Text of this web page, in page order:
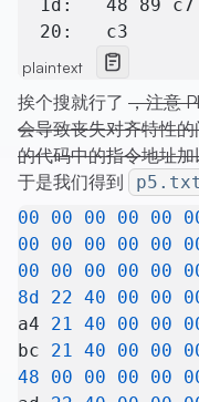
plaintext
挨个搜就行了 ，注意
会导致丧失对齐特性
的代码中的指令地址
于是我们得到
p5.txt
00 00 00 00 00
00 00 00 00 00
00 00 00 00 00
8d 22 40 00 00
a4 21 40 00 00
bc 21 40 00 00
48 00 00 00 00